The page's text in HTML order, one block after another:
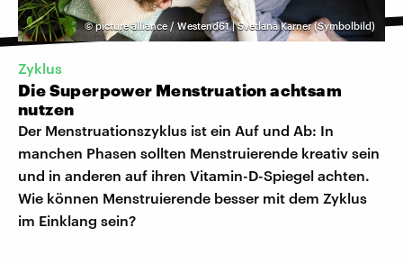
©picture alliance / Westend61 | Svetlana Karner (Symbolbild)
Zyklus
Die Superpower Menstruation achtsam
nutzen
Der Menstruationszyklus ist ein Auf und Ab: In
manchen Phasen sollten Menstruierende kreativ sein
und in anderen auf ihren Vitamin-D-Spiegel achten.
Wie können Menstruierende besser mit dem Zyklus
im Einklang sein?